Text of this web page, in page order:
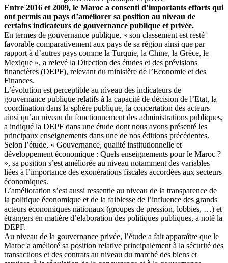
Entre 2016 et 2009, le Maroc a consenti d’importants efforts qui
ont permis au pays d’améliorer sa position au niveau de
certains indicateurs de gouvernance publique et privée.
En termes de gouvernance publique, « son classement est resté
favorable comparativement aux pays de sa région ainsi que par
rapport à d’autres pays comme la Turquie, la Chine, la Grèce, le
Mexique », a relevé la Direction des études et des prévisions
financières (DEPF), relevant du ministère de l’Economie et des
Finances.
L’évolution est perceptible au niveau des indicateurs de
gouvernance publique relatifs à la capacité de décision de l’Etat, la
coordination dans la sphère publique, la concertation des acteurs
ainsi qu’au niveau du fonctionnement des administrations publiques,
a indiqué la DEPF dans une étude dont nous avons présenté les
principaux enseignements dans une de nos éditions précédentes.
Selon l’étude, « Gouvernance, qualité institutionnelle et
développement économique : Quels enseignements pour le Maroc ?
», sa position s’est améliorée au niveau notamment des variables
liées à l’importance des exonérations fiscales accordées aux secteurs
économiques.
L’amélioration s’est aussi ressentie au niveau de la transparence de
la politique économique et de la faiblesse de l’influence des grands
acteurs économiques nationaux (groupes de pression, lobbies, …) et
étrangers en matière d’élaboration des politiques publiques, a noté la
DEPF.
Au niveau de la gouvernance privée, l’étude a fait apparaître que le
Maroc a amélioré sa position relative principalement à la sécurité des
transactions et des contrats au niveau du marché des biens et